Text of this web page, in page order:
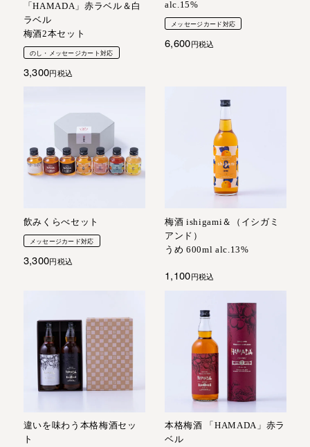
「HAMADA」赤ラベル＆白
ラベル
梅酒2本セット
のし・メッセージカート対応
3,300 税込
alc.15%
メッセージカード対応
6,600 税込
飲みくらべセット
メッセージカード対応
3,300 税込
梅酒 ishigami＆（イシガミ
アンド）
うめ 600ml alc.13%
1,100 税込
違いを味わう本格梅酒セッ
ト
本格梅酒 「HAMADA」赤ラ
ベル